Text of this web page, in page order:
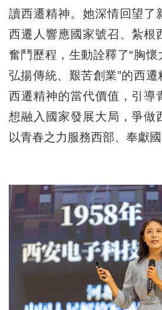
讀西遷精神。她深情回望了
西遷人響應國家號召、紮根
奮鬥歷程，生動詮釋了“胸懷
弘揚傳統、艱苦創業”的西
西遷精神的當代價值，引導
想融入國家發展大局，爭做
以青春之力服務西部、奉獻國